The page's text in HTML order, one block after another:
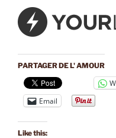
PARTAGER DE L' AMOUR
Email
Like this: